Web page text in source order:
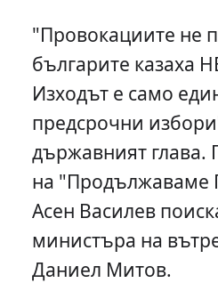
"Провокациите не
българите казаха
Изходът е само
предсрочни
държавният глава.
на "Продължаваме
Асен Василев
министъра на
Даниел Митов.